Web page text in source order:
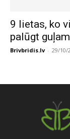
9 lietas, ko
palūgt
Brivbridis.lv - 29/10/